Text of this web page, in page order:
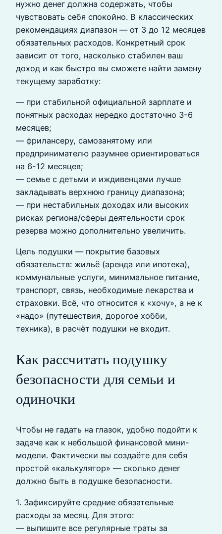
нужно денег должна содержать, чтобы
чувствовать себя спокойно. В классических
рекомендациях диапазон — от 3 до 12 месяцев
обязательных расходов. Конкретный срок
зависит от того, насколько стабилен ваш
доход и как быстро вы сможете найти замену
текущему заработку:
— при стабильной официальной зарплате и
понятных расходах нередко достаточно 3-6
месяцев;
— фрилансеру, самозанятому или
предпринимателю разумнее ориентироваться
на 6-12 месяцев;
— семье с детьми и иждивенцами лучше
закладывать верхнюю границу диапазона;
— при нестабильных доходах или высоких
рисках региона/сферы деятельности срок
резерва можно дополнительно увеличить.
Цель подушки — покрытие базовых
обязательств: жильё (аренда или ипотека),
коммунальные услуги, минимальное питание,
транспорт, связь, необходимые лекарства и
страховки. Всё, что относится к «хочу», а не к
«надо» (путешествия, дорогое хобби,
техника), в расчёт подушки не входит.
Как рассчитать подушку
безопасности для семьи и
одиночки
Чтобы не гадать на глазок, удобно подойти к
задаче как к небольшой финансовой мини-
модели. Фактически вы создаёте для себя
простой «калькулятор» — сколько денег
должно быть в подушке безопасности.
1. Зафиксируйте средние обязательные
расходы за месяц. Для этого:
— выпишите все регулярные траты за